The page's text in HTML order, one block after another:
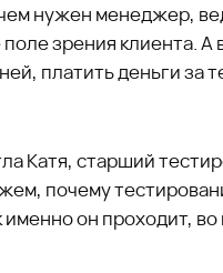
нужен менеджер,
зрения клиента. А
платить деньги за
Катя, старший
почему
именно он проходит, во